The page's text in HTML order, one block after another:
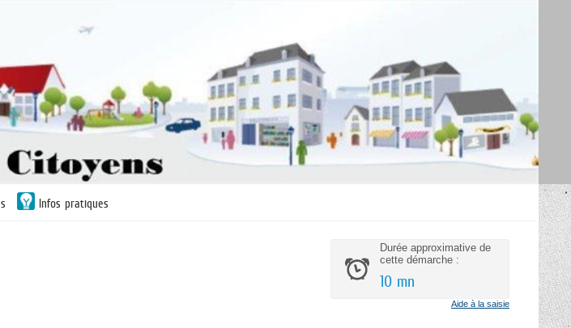
Infos pratiques
Durée approximative de
cette démarche :
10 mn
Aide à la saisie